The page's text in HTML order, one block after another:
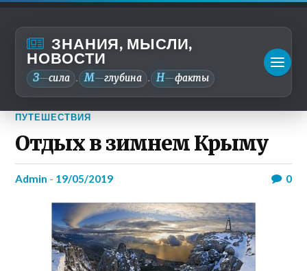
ЗНАНИЯ, МЫСЛИ,
НОВОСТИ
З—сила . М—глубина . Н—факты
ПУТЕШЕСТВИЯ
Отдых в зимнем Крыму
admin - 19/05/2019 0